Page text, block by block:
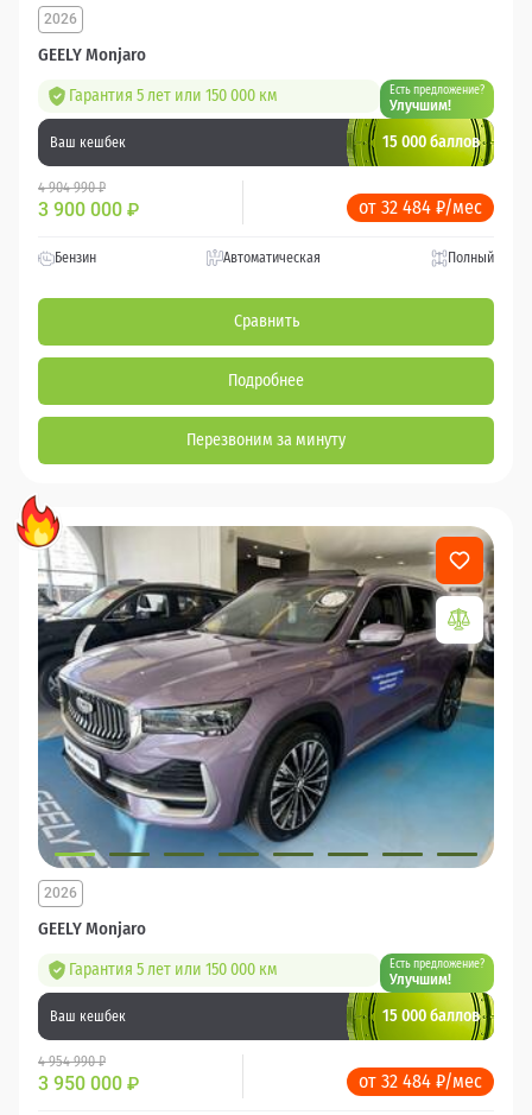
GEELY Monjaro
2026
Гарантия 5 лет или 150 000 км Есть предложение?
Улучшим!
Ваш кешбек 15 000 баллов
4 904 990 ₽
3 900 000 ₽ от 32 484 ₽/мес
Бензин Автоматическая Полный
Сравнить
Подробнее
Перезвоним за минуту
GEELY Monjaro
2026
Гарантия 5 лет или 150 000 км Есть предложение?
Улучшим!
Ваш кешбек 15 000 баллов
4 954 990 ₽
3 950 000 ₽ от 32 484 ₽/мес